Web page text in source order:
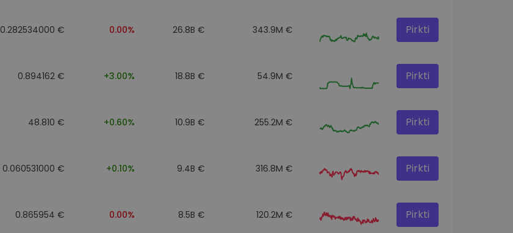
0.282534000 € 0.00% 26.8B € 343.9M € Pirkti
0.894162 € +3.00% 18.8B € 54.9M € Pirkti
48.810 € +0.60% 10.9B € 255.2M € Pirkti
0.060531000 € +0.10% 9.4B € 316.8M € Pirkti
0.865954 € 0.00% 8.5B € 120.2M € Pirkti